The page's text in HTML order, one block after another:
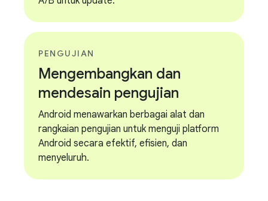
PENGUJIAN
Mengembangkan dan
mendesain pengujian
Android menawarkan berbagai alat dan
rangkaian pengujian untuk menguji platform
Android secara efektif, efisien, dan
menyeluruh.